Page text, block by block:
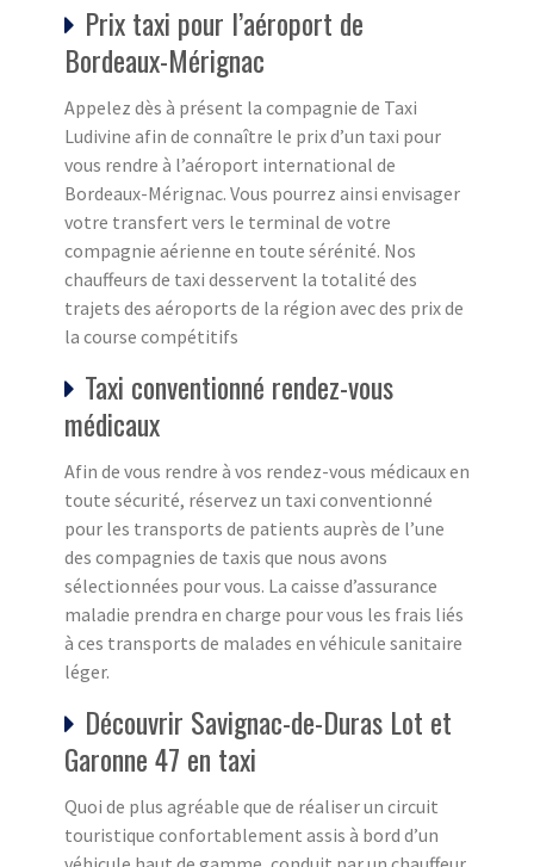
Prix taxi pour l’aéroport de
Bordeaux-Mérignac
Appelez dès à présent la compagnie de Taxi
Ludivine afin de connaître le prix d’un taxi pour
vous rendre à l’aéroport international de
Bordeaux-Mérignac. Vous pourrez ainsi envisager
votre transfert vers le terminal de votre
compagnie aérienne en toute sérénité. Nos
chauffeurs de taxi desservent la totalité des
trajets des aéroports de la région avec des prix de
la course compétitifs
Taxi conventionné rendez-vous
médicaux
Afin de vous rendre à vos rendez-vous médicaux en
toute sécurité, réservez un taxi conventionné
pour les transports de patients auprès de l’une
des compagnies de taxis que nous avons
sélectionnées pour vous. La caisse d’assurance
maladie prendra en charge pour vous les frais liés
à ces transports de malades en véhicule sanitaire
léger.
Découvrir Savignac-de-Duras Lot et
Garonne 47 en taxi
Quoi de plus agréable que de réaliser un circuit
touristique confortablement assis à bord d’un